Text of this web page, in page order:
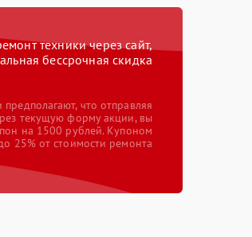
техники через сайт,
бессрочная скидка
что отправляя
текущую форму акции, вы
на 1500 рублей. Купоном
25% от стоимости ремонта